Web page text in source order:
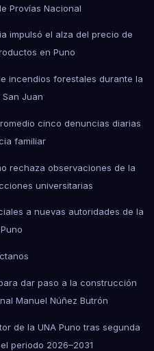
Provías Nacional
impulsó el alza del precio de
en Puno
incendios forestales durante la
Juan
cinco denuncias diarias
familiar
rechaza observaciones de la
universitarias
a nuevas autoridades de la
dar paso a la construcción
Manuel Núñez Butrón
de la UNA Puno tras segunda
periodo 2026–2031